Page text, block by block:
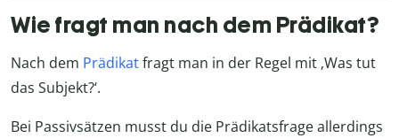
Wie fragt man nach dem Prädikat?
Nach dem Prädikatfragt man in der Regel mit ‚Was tut
das Subjekt?‘.
Bei Passivsätzen musst du die Prädikatsfrage allerdings